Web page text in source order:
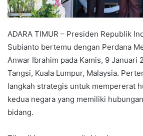
ADARA TIMUR – Presiden Republik
Subianto bertemu dengan Perdana
Anwar Ibrahim pada Kamis, 9 Januari
Tangsi, Kuala Lumpur, Malaysia.
langkah strategis untuk mempererat
kedua negara yang memiliki
bidang.